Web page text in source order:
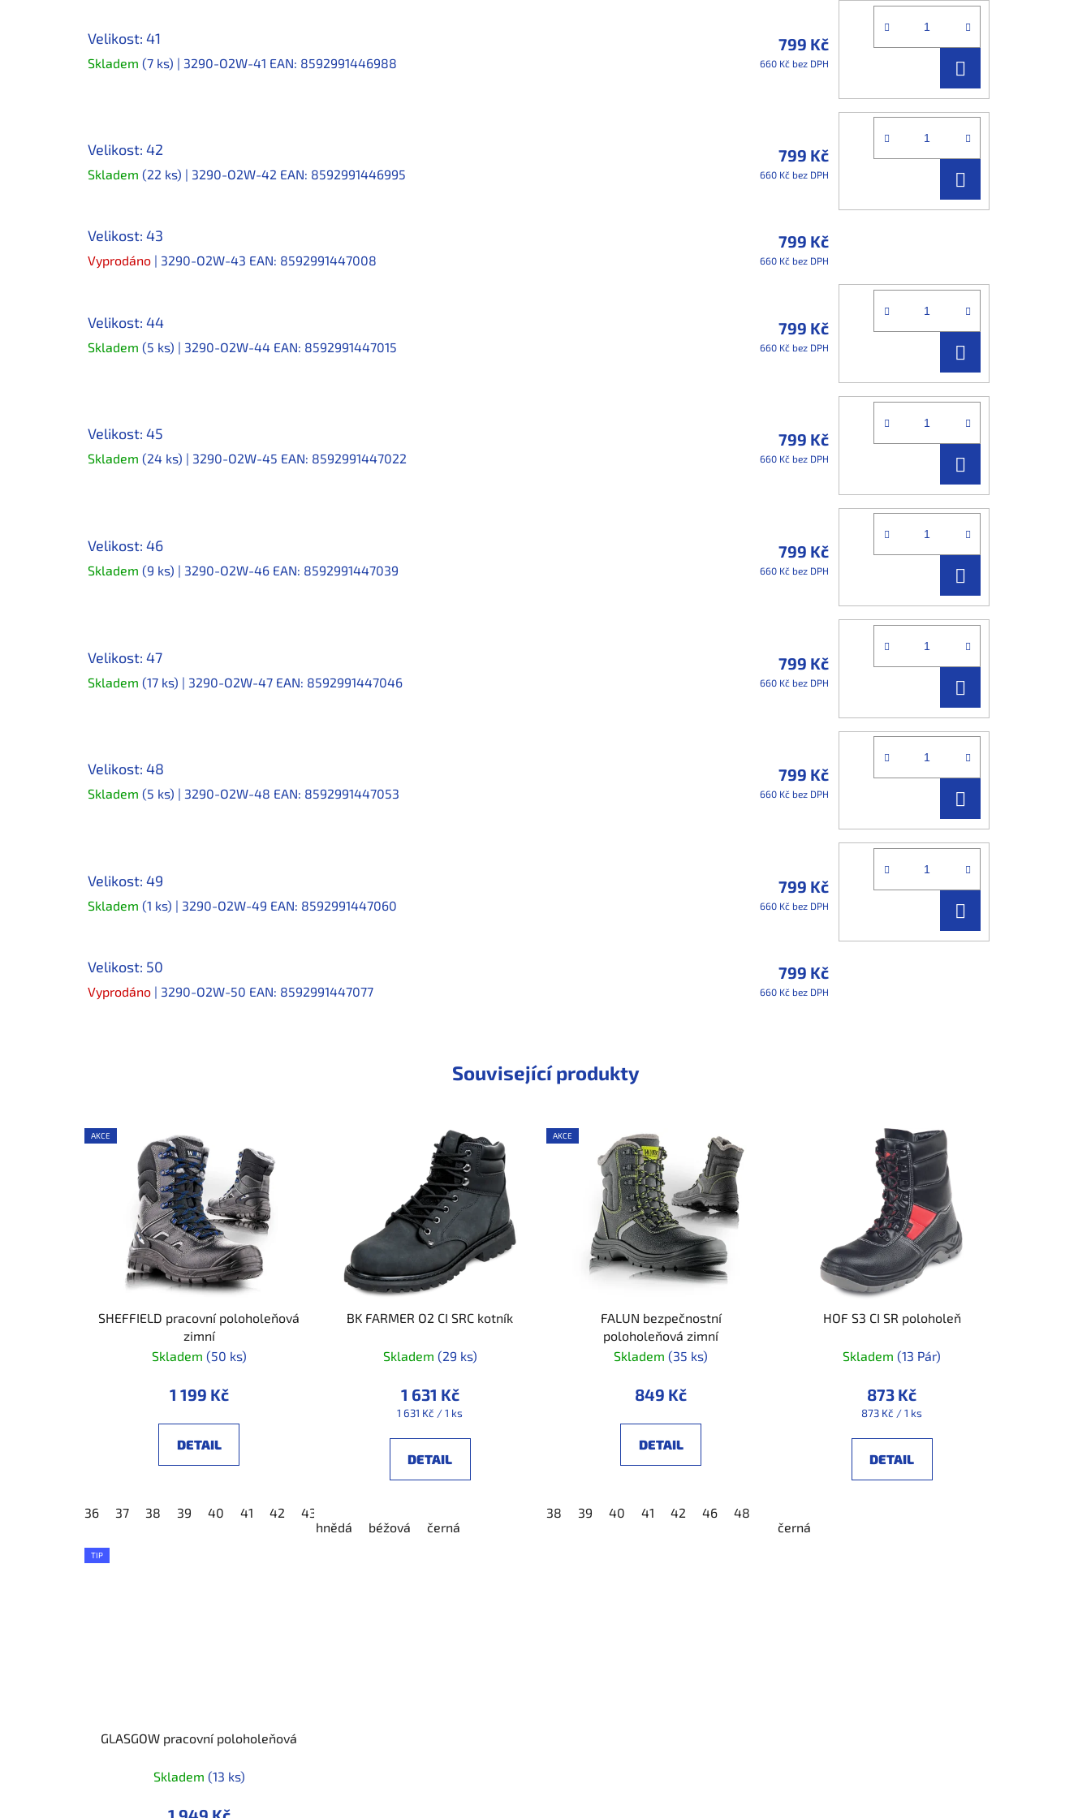
Velikost: 41
Skladem (7 ks) | 3290-O2W-41 EAN: 8592991446988
799 Kč
660 Kč bez DPH
KOŠÍKU
Velikost: 42
Skladem (22 ks) | 3290-O2W-42 EAN: 8592991446995
799 Kč
660 Kč bez DPH
KOŠÍKU
Velikost: 43
Vyprodáno | 3290-O2W-43 EAN: 8592991447008
799 Kč
660 Kč bez DPH
Velikost: 44
Skladem (5 ks) | 3290-O2W-44 EAN: 8592991447015
799 Kč
660 Kč bez DPH
KOŠÍKU
Velikost: 45
Skladem (24 ks) | 3290-O2W-45 EAN: 8592991447022
799 Kč
660 Kč bez DPH
KOŠÍKU
Velikost: 46
Skladem (9 ks) | 3290-O2W-46 EAN: 8592991447039
799 Kč
660 Kč bez DPH
KOŠÍKU
Velikost: 47
Skladem (17 ks) | 3290-O2W-47 EAN: 8592991447046
799 Kč
660 Kč bez DPH
KOŠÍKU
Velikost: 48
Skladem (5 ks) | 3290-O2W-48 EAN: 8592991447053
799 Kč
660 Kč bez DPH
KOŠÍKU
Velikost: 49
Skladem (1 ks) | 3290-O2W-49 EAN: 8592991447060
799 Kč
660 Kč bez DPH
KOŠÍKU
Velikost: 50
Vyprodáno | 3290-O2W-50 EAN: 8592991447077
799 Kč
660 Kč bez DPH
Související produkty
AKCE
SHEFFIELD pracovní poloholeňová
zimní
Skladem (50 ks)
1 199 Kč
DETAIL
36 37 38 39 40 41 42 43
BK FARMER O2 CI SRC kotník
Skladem (29 ks)
1 631 Kč
Měrná
1 631 Kč / 1 ks
DETAIL
hnědá béžová černá
AKCE
FALUN bezpečnostní
poloholeňová zimní
Skladem(35 ks)
849 Kč
DETAIL
38 39 40 41 42 46 48
HOF S3 CI SR poloholeň
Skladem(13 Pár)
873 Kč
Měrná
873 Kč / 1 ks
DETAIL
černá
TIP
GLASGOW pracovní poloholeňová
Skladem (13 ks)